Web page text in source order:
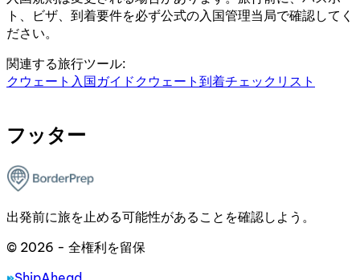
ト、ビザ、到着要件を必ず公式の入国管理当局で確認してく
ださい。
関連する旅行ツール:
クウェート入国ガイド クウェート到着チェックリスト
フッター
出発前に旅を止める可能性があることを確認しよう。
© 2026 - 全権利を留保